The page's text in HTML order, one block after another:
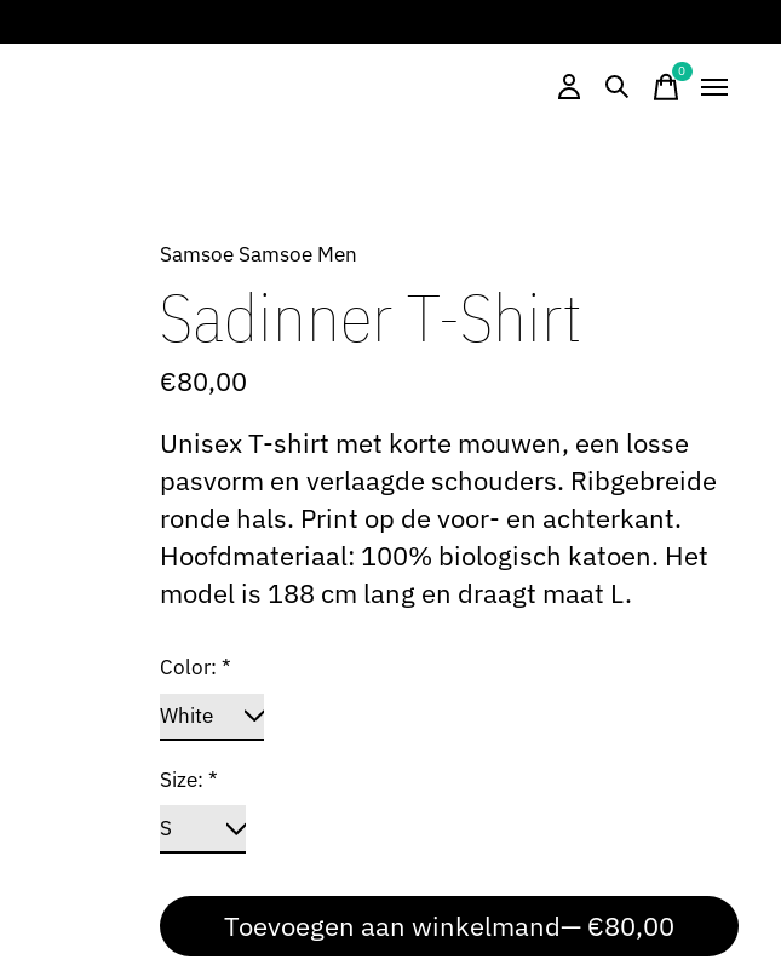
0items
Samsoe Samsoe Men
Sadinner T-Shirt
€80,00
Unisex T-shirt met korte mouwen, een losse
pasvorm en verlaagde schouders. Ribgebreide
ronde hals. Print op de voor- en achterkant.
Hoofdmateriaal: 100% biologisch katoen. Het
model is 188 cm lang en draagt ​​maat L.
Color:*
Size:*
Toevoegen aan winkelmand
— €80,00